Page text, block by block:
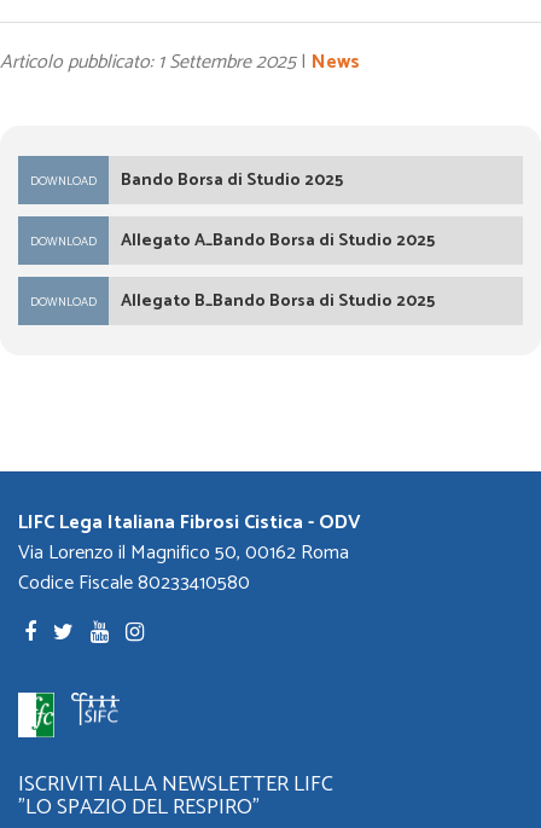
Articolo pubblicato: 1 Settembre 2025| News
DOWNLOAD Bando Borsa di Studio 2025
DOWNLOAD Allegato A_Bando Borsa di Studio 2025
DOWNLOAD Allegato B_Bando Borsa di Studio 2025
LIFC Lega Italiana Fibrosi Cistica - ODV
Via Lorenzo il Magnifico 50, 00162 Roma
Codice Fiscale 80233410580
ISCRIVITI ALLA NEWSLETTER LIFC
"LO SPAZIO DEL RESPIRO"